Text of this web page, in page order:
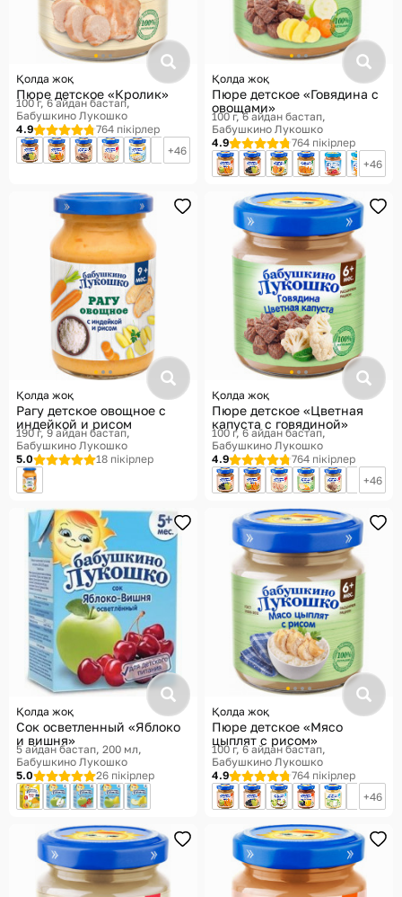
Қолда жоқ
Пюре детское «Кролик»
100 г, 6 айдан бастап
Бабушкино Лукошко
4.9
764 пікірлер
46
Қолда жоқ
Пюре детское «Говядина с
овощами»
100 г, 6 айдан бастап
Бабушкино Лукошко
4.9
764 пікірлер
46
Қолда жоқ
Рагу детское овощное с
индейкой и рисом
190 г, 9 айдан бастап
Бабушкино Лукошко
5.0
18 пікірлер
Қолда жоқ
Пюре детское «Цветная
капуста с говядиной»
100 г, 6 айдан бастап
Бабушкино Лукошко
4.9
764 пікірлер
46
Қолда жоқ
Сок осветленный «Яблоко
и вишня»
5 айдан бастап, 200 мл
Бабушкино Лукошко
5.0
26 пікірлер
Қолда жоқ
Пюре детское «Мясо
цыплят с рисом»
100 г, 6 айдан бастап
Бабушкино Лукошко
4.9
764 пікірлер
46